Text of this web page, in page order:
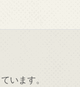
います。